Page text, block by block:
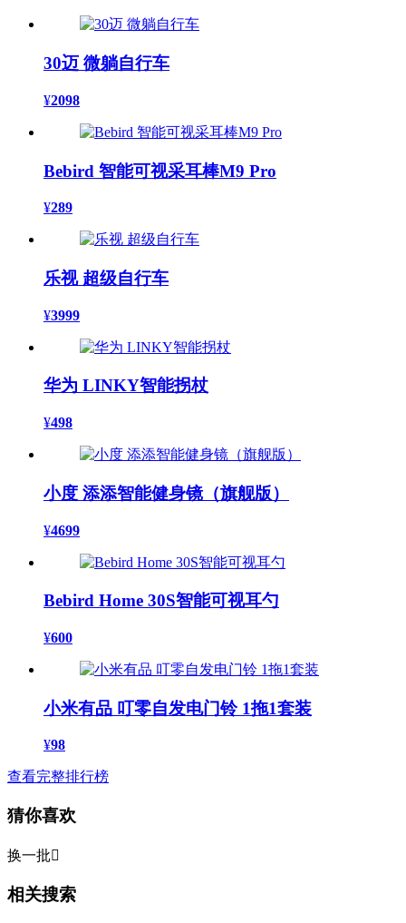
30迈 微躺自行车
¥2098
Bebird 智能可视采耳棒M9 Pro
¥289
乐视 超级自行车
¥3999
华为 LINKY智能拐杖
¥498
小度 添添智能健身镜（旗舰版）
¥4699
Bebird Home 30S智能可视耳勺
¥600
小米有品 叮零自发电门铃 1拖1套装
¥98
查看完整排行榜
猜你喜欢
换一批
相关搜索